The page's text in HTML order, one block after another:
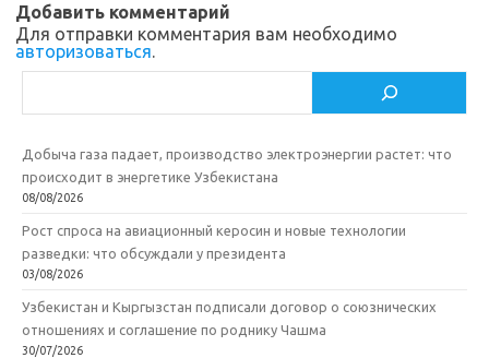
Добавить комментарий
Для отправки комментария вам необходимо
авторизоваться.
Добыча газа падает, производство электроэнергии растет: что
происходит в энергетике Узбекистана
08/08/2026
Рост спроса на авиационный керосин и новые технологии
разведки: что обсуждали у президента
03/08/2026
Узбекистан и Кыргызстан подписали договор о союзнических
отношениях и соглашение по роднику Чашма
30/07/2026